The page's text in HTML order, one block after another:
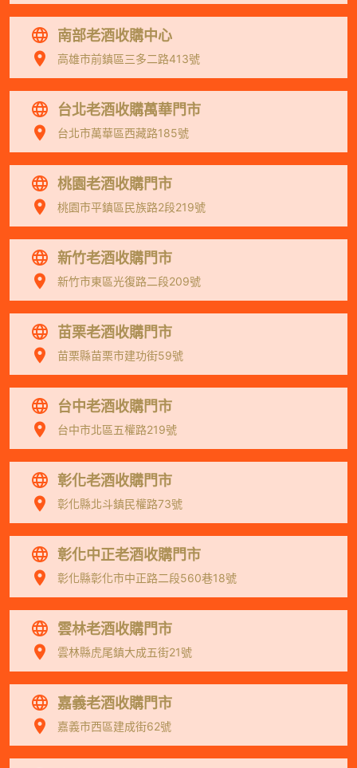
南部老酒收購中心
高雄市前鎮區三多二路413號
台北老酒收購萬華門市
台北市萬華區西藏路185號
桃園老酒收購門市
桃園市平鎮區民族路2段219號
新竹老酒收購門市
新竹市東區光復路二段209號
苗栗老酒收購門市
苗栗縣苗栗市建功街59號
台中老酒收購門市
台中市北區五權路219號
彰化老酒收購門市
彰化縣北斗鎮民權路73號
彰化中正老酒收購門市
彰化縣彰化市中正路二段560巷18號
雲林老酒收購門市
雲林縣虎尾鎮大成五街21號
嘉義老酒收購門市
嘉義市西區建成街62號